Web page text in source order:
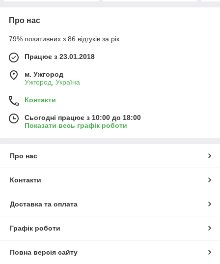
Про нас
79% позитивних з 86 відгуків за рік
Працює з 23.01.2018
м. Ужгород
Ужгород, Україна
Контакти
Сьогодні працює з 10:00 до 18:00
Показати весь графік роботи
Про нас
Контакти
Доставка та оплата
Графік роботи
Повна версія сайту